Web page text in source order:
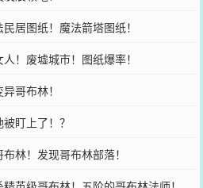
居图纸！魔法箭塔图纸！
！废墟城市！图纸爆率！
哥布林！
盯上了！？
林！发现哥布林部落！